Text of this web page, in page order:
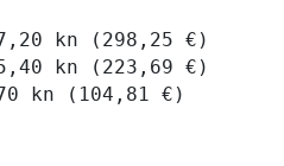
kn (298,25 €)
kn (223,69 €)
kn (104,81 €)